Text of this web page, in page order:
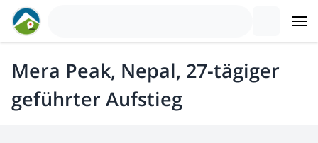
Mera Peak, Nepal, 27-tägiger
geführter Aufstieg